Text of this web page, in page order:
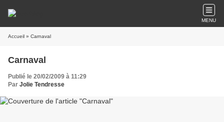
MENU
Accueil » Carnaval
Carnaval
Publié le 20/02/2009 à 11:29
Par Jolie Tendresse